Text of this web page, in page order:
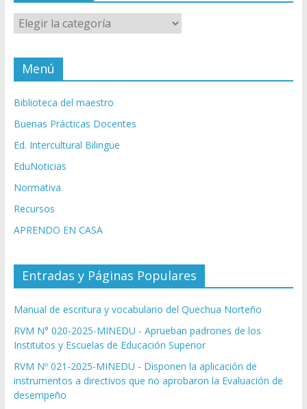
Categorías
Menú
Biblioteca del maestro
Buenas Prácticas Docentes
Ed. Intercultural Bilingüe
EduNoticias
Normativa
Recursos
APRENDO EN CASA
Entradas y Páginas Populares
Manual de escritura y vocabulario del Quechua Norteño
RVM N° 020-2025-MINEDU - Aprueban padrones de los
Institutos y Escuelas de Educación Superior
RVM Nº 021-2025-MINEDU - Disponen la aplicación de
instrumentos a directivos que no aprobaron la Evaluación de
desempeño